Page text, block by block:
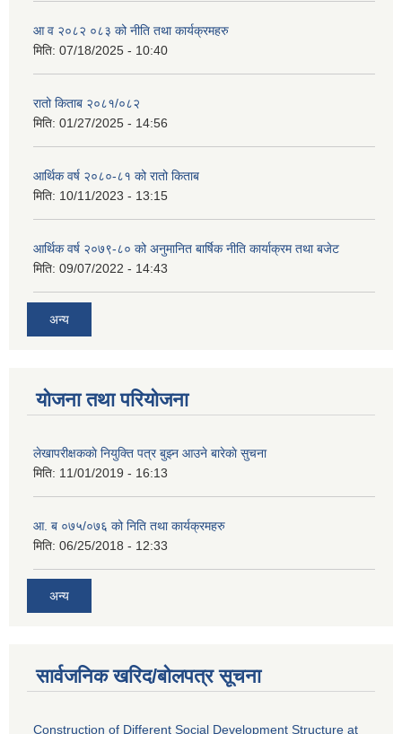
आ व २०८२ ०८३ को नीति तथा कार्यक्रमहरु
मिति: 07/18/2025 - 10:40
रातो किताब २०८१/०८२
मिति: 01/27/2025 - 14:56
आर्थिक वर्ष २०८०-८१ को रातो किताब
मिति: 10/11/2023 - 13:15
आर्थिक वर्ष २०७९-८० को अनुमानित बार्षिक नीति कार्याक्रम तथा बजेट
मिति: 09/07/2022 - 14:43
अन्य
योजना तथा परियोजना
लेखापरीक्षककाे नियुक्ति पत्र बुझ्न आउने बारेकाे सुचना
मिति: 11/01/2019 - 16:13
आ. ब ०७५/०७६ को निति तथा कार्यक्रमहरु
मिति: 06/25/2018 - 12:33
अन्य
सार्वजनिक खरिद/बोलपत्र सूचना
Construction of Different Social Development Structure at